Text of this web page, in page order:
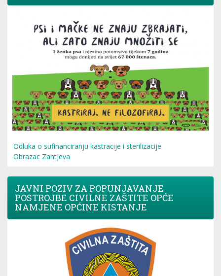
Odluka o sufinanciranju kastracije i sterilizacije
Obrazac Zahtjeva
JAVNI POZIV ZA POPUNJAVANJE
POSTROJBE CIVILNE ZAŠTITE OPĆE
NAMJENE OPĆINE KISTANJE